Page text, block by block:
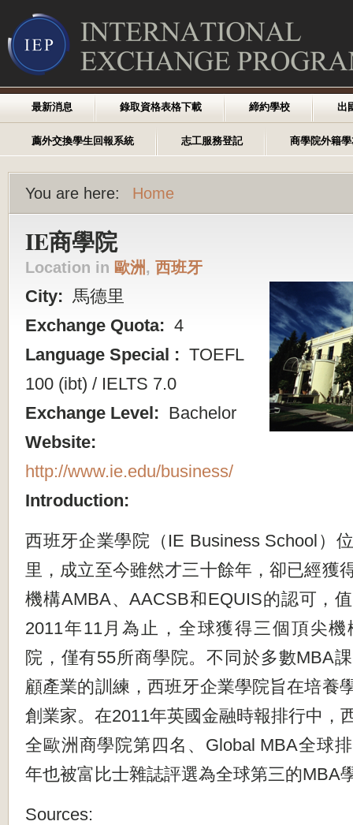
最新消息 錄取資格表格下載 締約學校 出
薦外交換學生回報系統 志工服務登記 商學院外籍
You are here: Home
IE商學院
Location in 歐洲, 西班牙
City: 馬德里
Exchange Quota: 4
Language Special : TOEFL
100 (ibt) / IELTS 7.0
Exchange Level: Bachelor
Website:
http://www.ie.edu/business/
Introduction:
西班牙企業學院（IE Business School）
里，成立至今雖然才三十餘年，卻已經獲
機構AMBA、AACSB和EQUIS的認可，
2011年11月為止，全球獲得三個頂尖
院，僅有55所商學院。不同於多數MBA
顧產業的訓練，西班牙企業學院旨在培養
創業家。在2011年英國金融時報排行中，
全歐洲商學院第四名、Global MBA全球
年也被富比士雜誌評選為全球第三的MBA
Sources: